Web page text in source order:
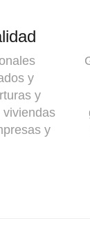
y
y
viviendas
y